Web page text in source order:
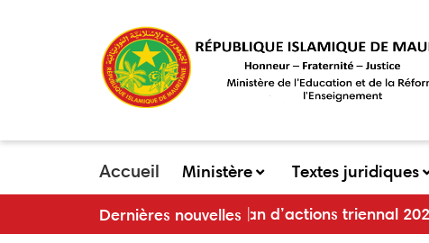
main
menu
Accueil Ministère Textes juridiques
Dernières nouvelles
d’actions triennal 2024-2026